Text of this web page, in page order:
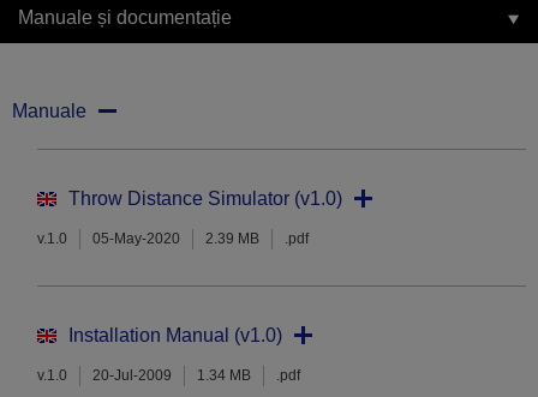
Manuale și documentație
Manuale
Throw Distance Simulator (v1.0)
v.1.0 05-May-2020 2.39 MB .pdf
Installation Manual (v1.0)
v.1.0 20-Jul-2009 1.34 MB .pdf